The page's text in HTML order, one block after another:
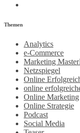
Themen
Analytics
e-Commerce
Marketing
Netzspiegel
Online
online
Online Marketing
Online Strategie
Podcast
Social Media